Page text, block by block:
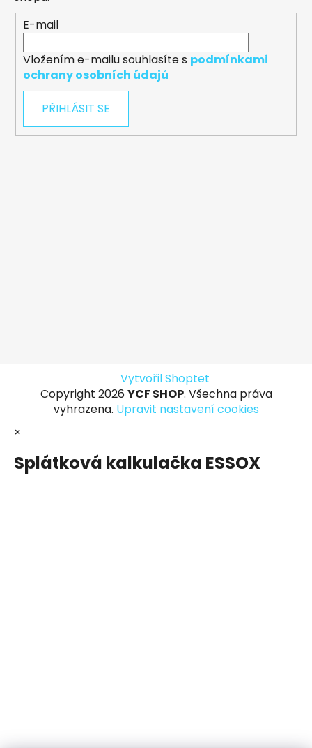
E-mail
Vložením e-mailu souhlasíte s podmínkami
ochrany osobních údajů
PŘIHLÁSIT SE
Vytvořil Shoptet
Copyright 2026 YCF SHOP. Všechna práva
vyhrazena. Upravit nastavení cookies
×
Splátková kalkulačka ESSOX